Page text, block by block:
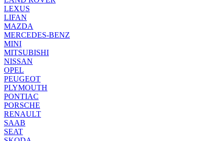
LEXUS
LIFAN
MAZDA
MERCEDES-BENZ
MINI
MITSUBISHI
NISSAN
OPEL
PEUGEOT
PLYMOUTH
PONTIAC
PORSCHE
RENAULT
SAAB
SEAT